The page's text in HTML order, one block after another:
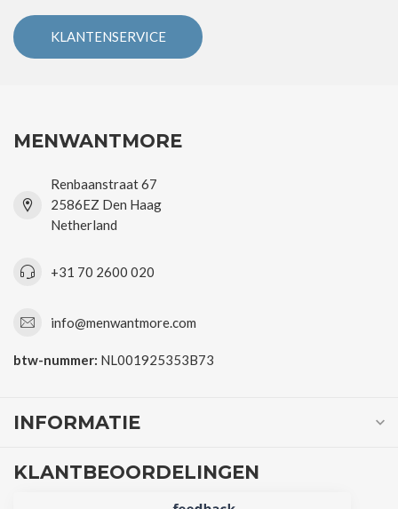
KLANTENSERVICE
MENWANTMORE
Renbaanstraat 67
2586EZ Den Haag
Netherland
+31 70 2600 020
info@menwantmore.com
btw-nummer: NL001925353B73
INFORMATIE
KLANTBEOORDELINGEN